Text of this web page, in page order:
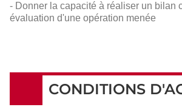
- Donner la capacité à réaliser un bilan
évaluation d'une opération menée
CONDITIONS